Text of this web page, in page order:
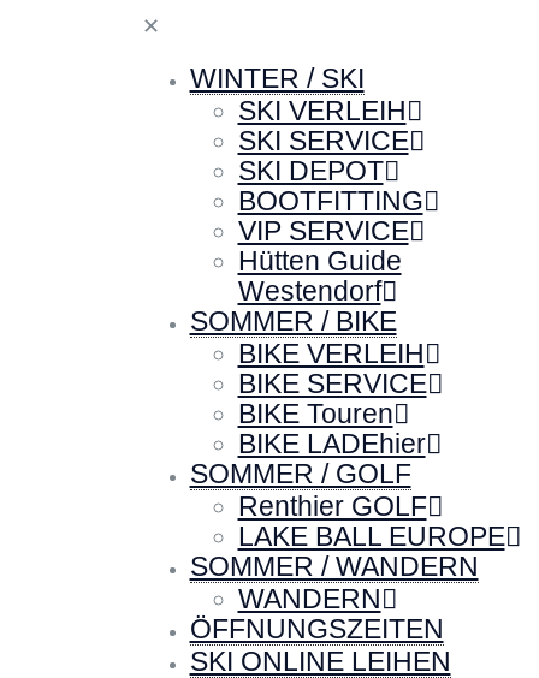
✕
WINTER / SKI
SKI VERLEIH
SKI SERVICE
SKI DEPOT
BOOTFITTING
VIP SERVICE
Hütten Guide
Westendorf
SOMMER / BIKE
BIKE VERLEIH
BIKE SERVICE
BIKE Touren
BIKE LADEhier
SOMMER / GOLF
Renthier GOLF
LAKE BALL EUROPE
SOMMER / WANDERN
WANDERN
ÖFFNUNGSZEITEN
SKI ONLINE LEIHEN